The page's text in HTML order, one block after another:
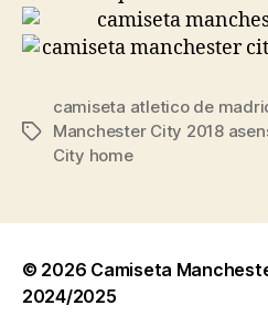
Etiquetas
camiseta atletico de
Manchester City 2018
City home
© 2026 Camiseta
2024/2025